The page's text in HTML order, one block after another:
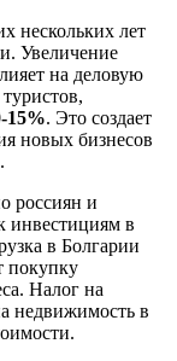
нескольких лет
Увеличение
на деловую
15%. Это создает
новых бизнесов
россиян и
инвестициям в
в Болгарии
покупку
Налог на
недвижимость в